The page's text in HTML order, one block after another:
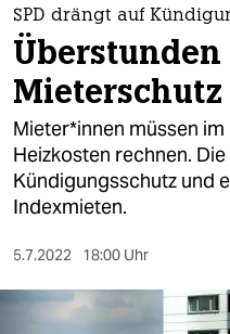
themen
politik
öko
gesellschaft
kultur
sport
berlin
SPD drängt auf
Mieterschutz
Mie­te­r*in­nen müssen
Heizkosten rechnen.
Kündigungsschutz und
Indexmieten.
5.7.2022 18:00 Uhr